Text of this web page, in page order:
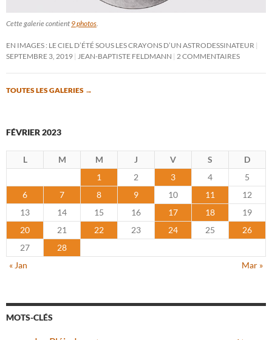
Cette galerie contient 9 photos
EN IMAGES : LE CIEL D’ÉTÉ SOUS LES CRAYONS D’UN ASTRODESSINATEUR
SEPTEMBRE 3, 2019
JEAN-BAPTISTE FELDMANN 2 COMMENTAIRES
TOUTES LES GALERIES →
FÉVRIER 2023
L M M J V S
D
1
2 3 4
5
6
7 8 9 10 11
12
13
14 15 16 17 18
19
20
21 22 23 24 25
26
27
28
« Jan
Mar »
MOTS-CLÉS